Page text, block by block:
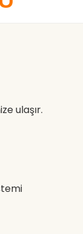
ulaşır.